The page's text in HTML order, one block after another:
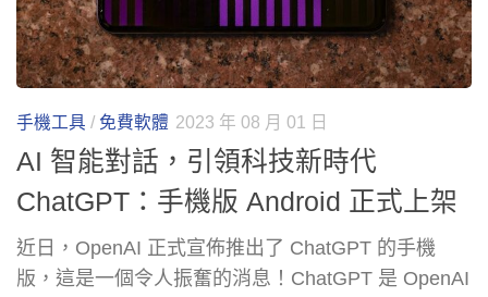
手機工具 / 免費軟體 2023 年 08 月 01 日
AI 智能對話，引領科技新時代
ChatGPT：手機版 Android 正式上架
近日，OpenAI 正式宣佈推出了 ChatGPT 的手機
版，這是一個令人振奮的消息！ChatGPT 是 OpenAI